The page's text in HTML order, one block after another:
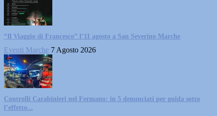
“Il Viaggio di Francesco” l’11 agosto a San Severino Marche
Eventi Marche 7 Agosto 2026
Controlli Carabinieri nel Fermano: in 5 denunciati per guida sotto
l’effetto...